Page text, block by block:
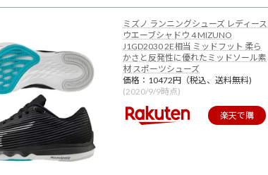
ミズノ ランニングシューズ レディース
ウエーブシャドウ 4 MIZUNO
J1GD2030 2E相当 ミッドフット 柔ら
かさと反発性に優れたミッドソール素
材 スポーツシューズ
価格：10472円（税込、送料無料)
(2020/9/9時点)
楽天で購